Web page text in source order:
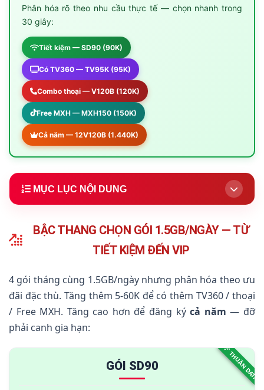
Phân hóa rõ theo nhu cầu thực tế — chọn nhanh trong
30 giây:
Tiết kiệm — SD90 (90K)
Có TV360 — TV95K (95K)
Combo thoại — V120B (120K)
Free MXH — MXH150 (150K)
Cả năm — 12V120B (1.440K)
MỤC LỤC NỘI DUNG
(Khuyên dùng)
Chi Tiết 4 Gói Tháng (SD90/TV95K/V120B/MXH150)
4.
So Sánh 4 Gói 1.5GB/Ngày — Chọn Đúng Người
Đúng Nhu Cầu
5. Cú Pháp Đăng Ký Qua SMS 290
6. Câu Hỏi Thường Gặp
BẬC THANG CHỌN GÓI 1.5GB/NGÀY — TỪ
TIẾT KIỆM ĐẾN VIP
4 gói tháng cùng 1.5GB/ngày nhưng phân hóa theo ưu
đãi đặc thù. Tăng thêm 5-60K để có thêm TV360 / thoại
/ Free MXH. Tăng cao hơn để đăng kýcả năm — đỡ
phải canh gia hạn:
THUẦN DATA
GÓI SD90